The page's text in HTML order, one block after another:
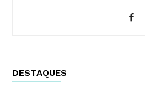
DESTAQUES